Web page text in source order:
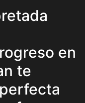
en
te